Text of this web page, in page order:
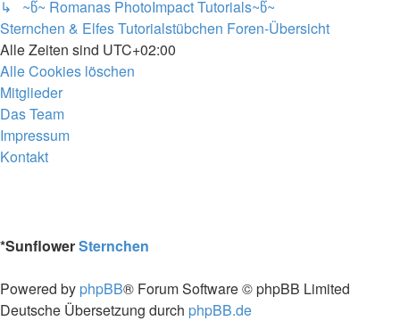
↳ ~წ~ Romanas PhotoImpact Tutorials~წ~
Sternchen & Elfes Tutorialstübchen Foren-Übersicht
Alle Zeiten sind UTC+02:00
Alle Cookies löschen
Mitglieder
Das Team
Impressum
Kontakt
*SunflowerSternchen
Powered by phpBB® Forum Software © phpBB Limited
Deutsche Übersetzung durch phpBB.de